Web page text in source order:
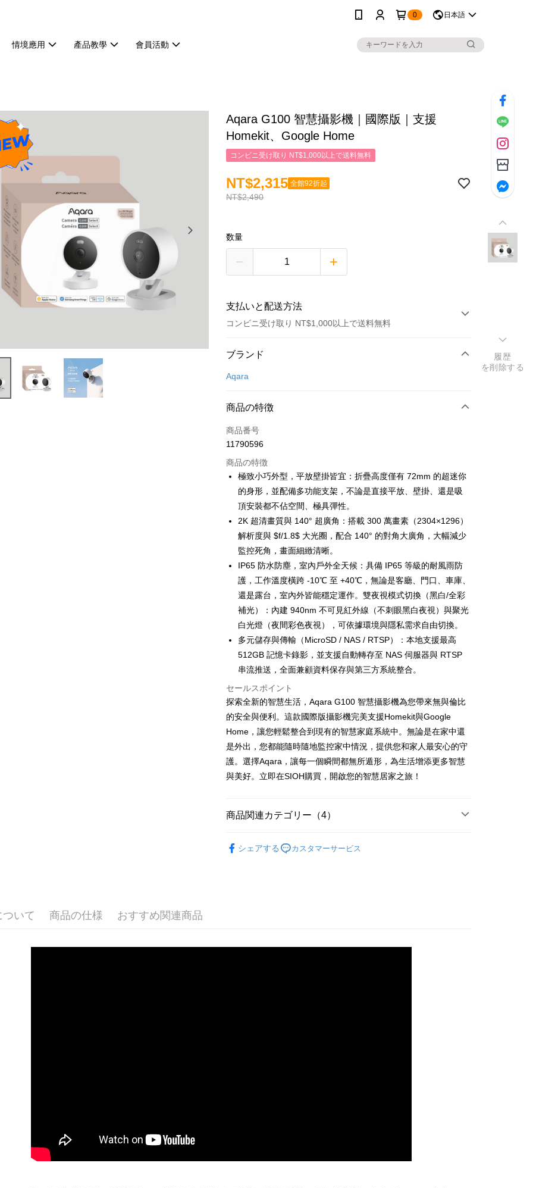
0 日本語
情境應用 產品教學 會員活動
Aqara G100 智慧攝影機｜國際版｜支援
Homekit、Google Home
コンビニ受け取り NT$1,000以上で送料無料
NT$2,490
NT$2,315 全館92折起
数量
支払いと配送方法
コンビニ受け取り NT$1,000以上で送料無料
お支払い方法
クレジットカード1回払い
合作金庫商業銀行
華南商業銀行
上海商業儲蓄銀行
国泰世華商業銀行
兆豐國際商業銀行
HSBC(台湾)商業銀行
華泰商業銀行
聯邦商業銀行
元大商業銀行
永豐商業銀行
玉山商業銀行
星展(台湾)商業銀行
台新國際商業銀行
台湾楽天クレジットカード会社
6回払い、金利0、毎回
華南商業銀行
上海商業儲蓄銀行
台北富邦商業銀行
国泰世華商業銀行
兆豐國際商業銀行
台湾中小企業銀行
聯邦商業銀行
遠東国際商業銀行
元大商業銀行
永豐商業銀行
玉山商業銀行
台新國際商業銀行
中国信託商業銀行
台湾楽天クレジットカード会社
Apple Pay
Easy Wallet
Plus Pay
配送方法
付款後全家取貨 (單筆不可超過4000元)
配送毎にNT$120、NT$1,000以上で送料無料
付款後7-11取貨 (單筆不可超過4000元)
配送毎にNT$120、NT$1,000以上で送料無料
配送毎にNT$120、NT$2,000以上で送料無料
ブランド
Aqara
商品の特徴
商品番号
11790596
商品の特徴
極致小巧外型，平放壁掛皆宜：折疊高度僅有 72mm 的超迷你
的身形，並配備多功能支架，不論是直接平放、壁掛、還是吸
頂安裝都不佔空間、極具彈性。
2K 超清畫質與 140° 超廣角：搭載 300 萬畫素（2304×1296）
解析度與 $f/1.8$ 大光圈，配合 140° 的對角大廣角，大幅減少
監控死角，畫面細緻清晰。
IP65 防水防塵，室內戶外全天候：具備 IP65 等級的耐風雨防
護，工作溫度橫跨 -10℃ 至 +40℃，無論是客廳、門口、車庫、
還是露台，室內外皆能穩定運作。雙夜視模式切換（黑白/全彩
補光）：內建 940nm 不可見紅外線（不刺眼黑白夜視）與聚光
白光燈（夜間彩色夜視），可依據環境與隱私需求自由切換。
多元儲存與傳輸（MicroSD / NAS / RTSP）：本地支援最高
512GB 記憶卡錄影，並支援自動轉存至 NAS 伺服器與 RTSP
串流推送，全面兼顧資料保存與第三方系統整合。
セールスポイント
探索全新的智慧生活，Aqara G100 智慧攝影機為您帶來無與倫比
的安全與便利。這款國際版攝影機完美支援Homekit與Google
Home，讓您輕鬆整合到現有的智慧家庭系統中。無論是在家中還
是外出，您都能隨時隨地監控家中情況，提供您和家人最安心的守
護。選擇Aqara，讓每一個瞬間都無所遁形，為生活增添更多智慧
與美好。立即在SIOH購買，開啟您的智慧居家之旅！
商品関連カテゴリー（4）
シェアする カスタマーサービス
いて 商品の仕様 おすすめ関連商品
履歴
を削除する